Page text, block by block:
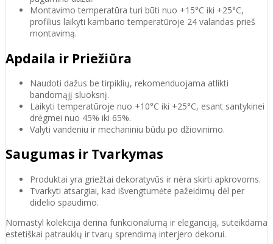
Montavimo temperatūra turi būti nuo +15°C iki +25°C,
profilius laikyti kambario temperatūroje 24 valandas prieš
montavimą.
Apdaila ir Priežiūra
Naudoti dažus be tirpiklių, rekomenduojama atlikti
bandomąjį sluoksnį.
Laikyti temperatūroje nuo +10°C iki +25°C, esant santykinei
drėgmei nuo 45% iki 65%.
Valyti vandeniu ir mechaniniu būdu po džiovinimo.
Saugumas ir Tvarkymas
Produktai yra griežtai dekoratyvūs ir nėra skirti apkrovoms.
Tvarkyti atsargiai, kad išvengtumėte pažeidimų dėl per
didelio spaudimo.
Nomastyl kolekcija derina funkcionalumą ir eleganciją, suteikdama
estetiškai patrauklų ir tvarų sprendimą interjero dekorui.